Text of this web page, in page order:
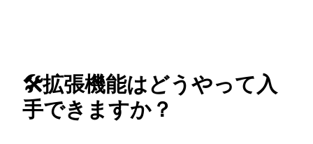
🛠️拡張機能はどうやって入
手できますか？